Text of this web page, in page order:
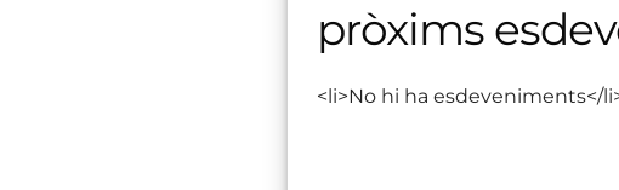
pròxims
<li>No hi ha esdeveniments</